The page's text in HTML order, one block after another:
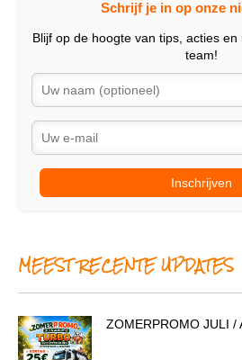
Schrijf je in op onze
Blijf op de hoogte van tips, acties
team!
Inschrijven
MEEST RECENTE UPDATES
ZOMERPROMO JULI /